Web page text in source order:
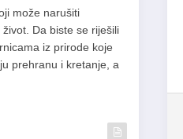
može narušiti
Da biste se riješili
iz prirode koje
prehranu i kretanje, a